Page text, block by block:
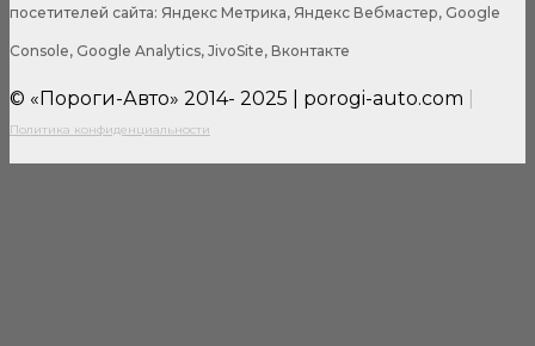
посетителей сайта: Яндекс Метрика, Яндекс Вебмастер, Google
Console, Google Analytics, JivoSite, Вконтакте
© «Пороги-Авто» 2014- 2025 | porogi-auto.com
Политика конфиденциальности